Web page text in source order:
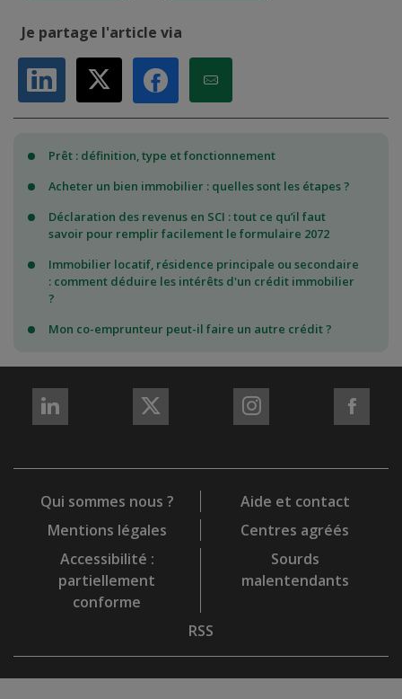
Je partage l'article via
Partager sur LinkedIn
Partager sur XPartager sur Facebook
Partager par Email
Prêt : définition, type et fonctionnement
Acheter un bien immobilier : quelles sont les étapes ?
Déclaration des revenus en SCI : tout ce qu’il faut
savoir pour remplir facilement le formulaire 2072
Immobilier locatif, résidence principale ou secondaire
: comment déduire les intérêts d'un crédit immobilier
?
Mon co-emprunteur peut-il faire un autre crédit ?
REJOIGNEZ-
REJOIGNEZ-
Qui sommes nous ?
Aide et contact
Mentions légales
Centres agréés
Accessibilité :
partiellement
conforme
Sourds
malentendants
RSS